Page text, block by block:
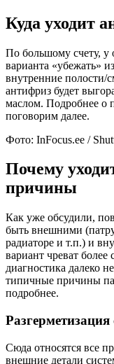
Куда уходит
По большому счету, у
варианта «убежать»
внутренние полости/
антифриз будет
маслом. Подробнее о
поговорим далее.
Фото: InFocus.ee /
Почему
причины
Как уже обсудили,
быть внешними
радиаторе и т.п.) и
вариант чреват
диагностика далеко
типичные причины
подробнее.
Сюда относятся все
внешние детали